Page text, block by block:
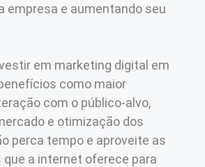
empresa e aumentando seu
em marketing digital em
como maior
com o público-alvo,
e otimização dos
perca tempo e aproveite as
a internet oferece para